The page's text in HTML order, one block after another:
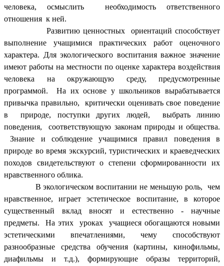
человека, осмыслить необходимость ответственного
отношения к ней.
Развитию ценностных ориентаций способствует
выполнение учащимися практических работ оценочного
характера. Для экологического воспитания важное значение
имеют работы на местности по оценке характера воздействия
человека на окружающую среду, предусмотренные
программой. На их основе у школьников вырабатывается
привычка правильно, критически оценивать свое поведение
в природе, поступки других людей, выбрать линию
поведения, соответствующую законам природы и общества.
Знание и соблюдение учащимися правил поведения в
природе во время экскурсий, туристических и краеведческих
походов свидетельствуют о степени сформированности их
нравственного облика.
В экологическом воспитании не меньшую роль, чем
нравственное, играет эстетическое воспитание, в которое
существенный вклад вносят и естественно - научные
предметы. На этих уроках учащиеся обогащаются новыми
эстетическими впечатлениями, чему способствуют
разнообразные средства обучения (картины, кинофильмы,
диафильмы и т.д.), формирующие образы территорий,